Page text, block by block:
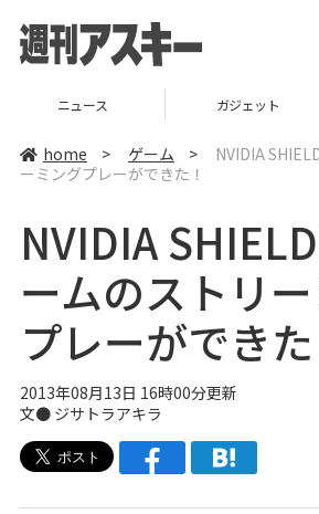
ニュース ガジェット
home > ゲーム >
NVIDIA
ーミングプレーができた！
NVIDIA
ームのストリ
プレーができた
2013年08月13日 16時00分更新
文● ジサトラアキラ